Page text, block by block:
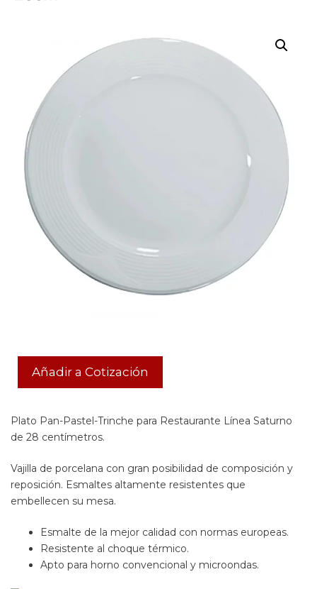
Añadir a Cotización
Plato Pan-Pastel-Trinche para Restaurante Línea Saturno
de 28 centímetros.
Vajilla de porcelana con gran posibilidad de composición y
reposición. Esmaltes altamente resistentes que
embellecen su mesa.
Esmalte de la mejor calidad con normas europeas.
Resistente al choque térmico.
Apto para horno convencional y microondas.